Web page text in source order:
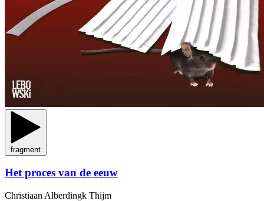
fragment
Het proces van de eeuw
Christiaan Alberdingk Thijm